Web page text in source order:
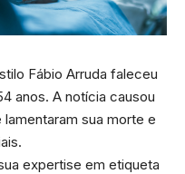
Fábio Arruda faleceu
anos. A notícia causou
sua morte e
expertise em etiqueta